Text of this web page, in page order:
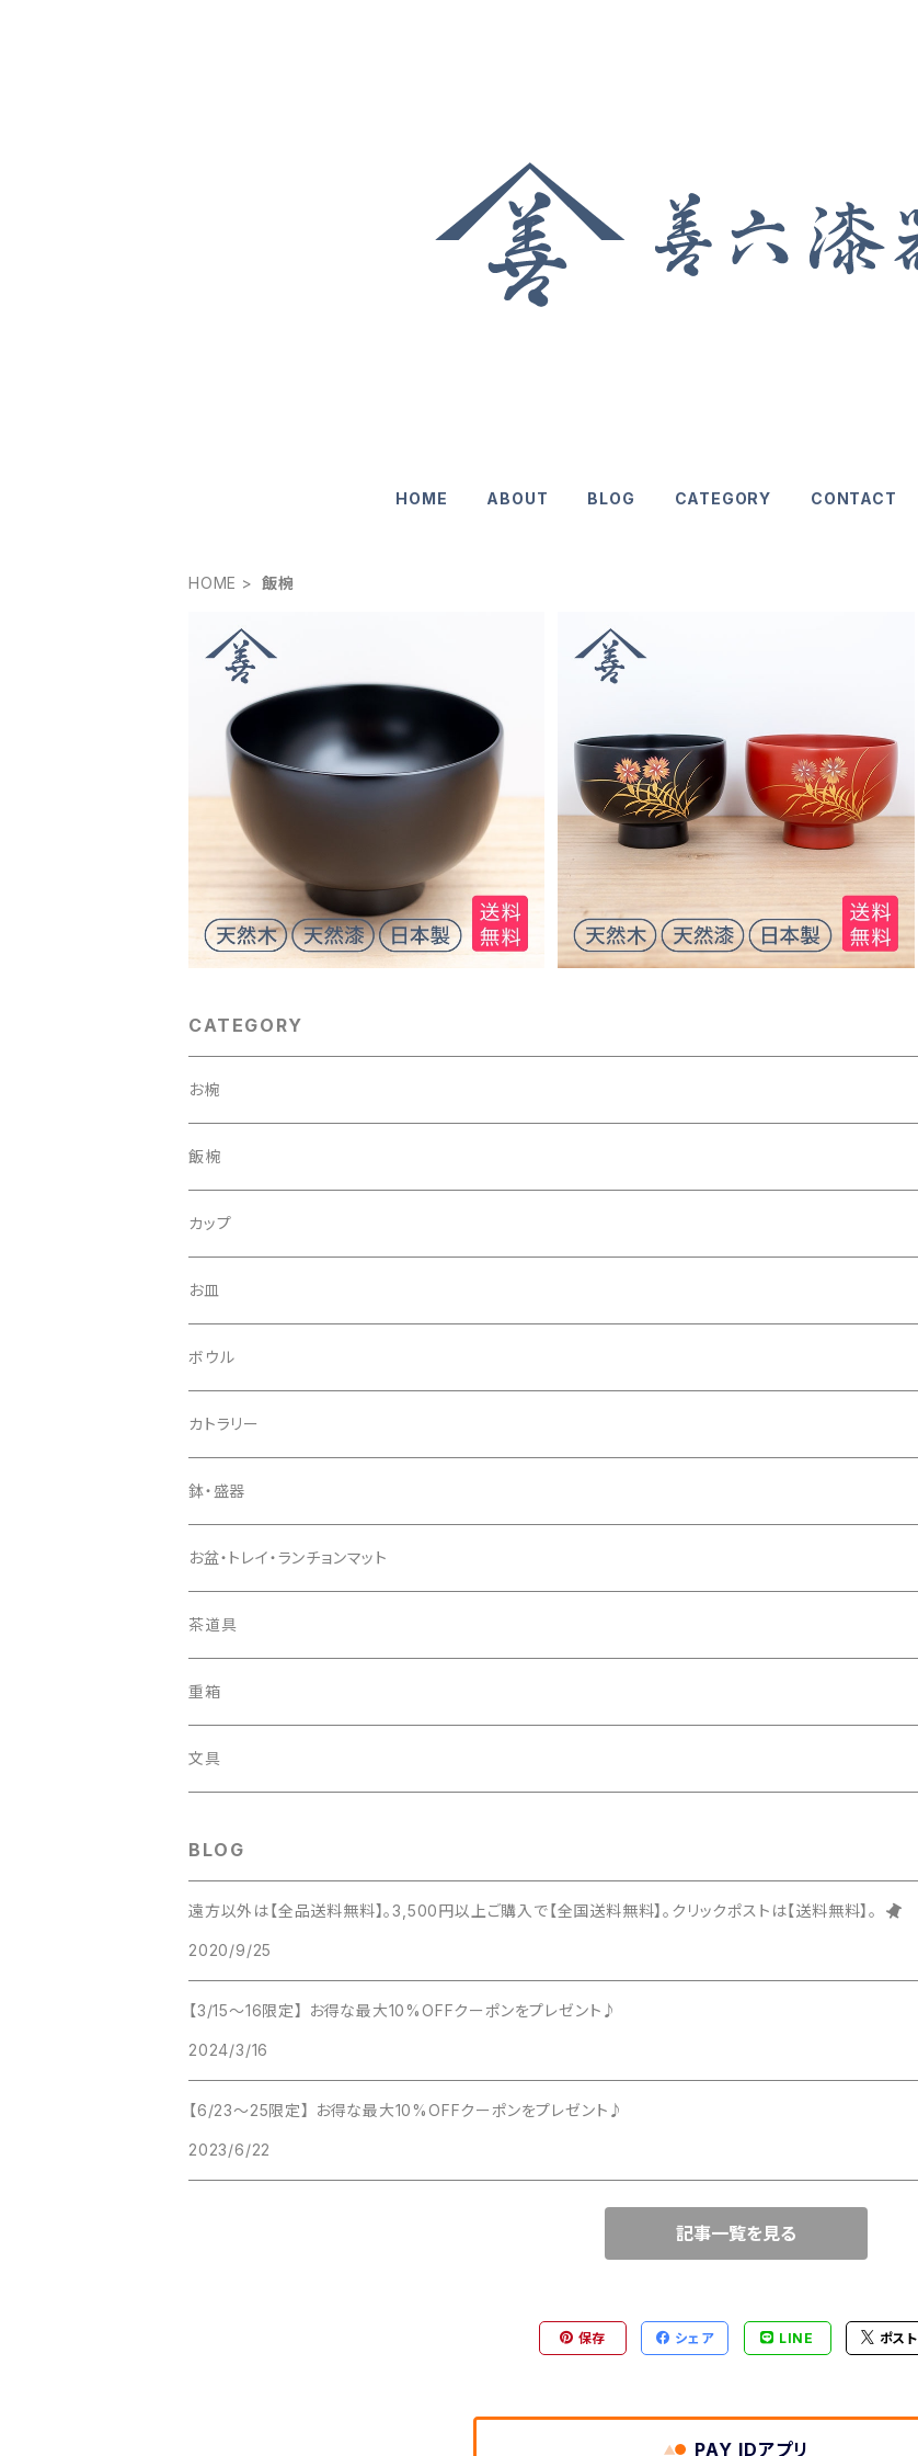
HOME ABOUT BLOG CATEGORY CONTACT
HOME 飯椀
飯椀
夫婦飯椀〈撫子〉桐箱入
¥17,600
CATEGORY
お椀
汁椀
子供椀
多用椀・そば椀・大名椀
吸物椀
飯椀
カップ
お皿
ボウル
スタッキングボウル
ボウル
カトラリー
子供用カトラリー
スプーン＆フォークセット
スプーン
鉢・盛器
鉢
盛器
お盆・トレイ・ランチョンマット
お盆
トレイ
ランチョンマット
茶道具
茶托
おしぼり置き
重箱
文具
BLOG
遠方以外は【全品送料無料】。3,500円以上ご購入で【全国送料無料】。クリックポストは【送料無料】。
2020/9/25
【3/15〜16限定】 お得な最大10%OFFクーポンをプレゼント♪
2024/3/16
【6/23〜25限定】 お得な最大10%OFFクーポンをプレゼント♪
2023/6/22
記事一覧を見る
保存 シェア LINE ポスト
PAY IDアプリ